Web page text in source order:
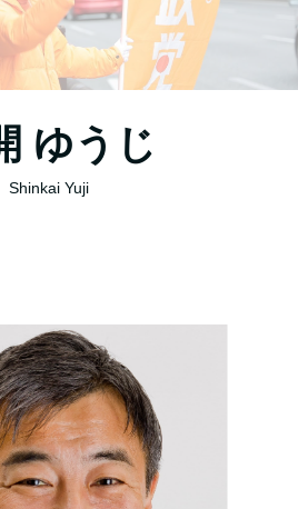
ゆうじ
Shinkai Yuji